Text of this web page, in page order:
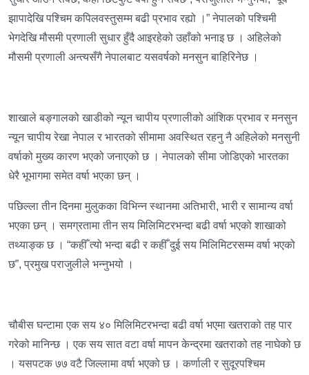
झापादेखि पश्चिम कपिलवस्तुसम्म बढी प्रभाव रह्यो ।” नेपालको पश्चिमी
भेगदेखि मौसमी प्रणाली सुधार हुँदै आइरहेको उहाँको भनाइ छ । अहिलेको
मौसमी प्रणाली अन्त्यसँगै नेपालबाट यसवर्षको मनसुन बाहिरिनेछ ।
शाखाले बङ्गालको खाडीको न्यून चापीय प्रणालीको आंशिक प्रभाव र मनसुन
न्यून चापीय रेखा नेपाल र भारतको सीमामा अवस्थित रहनु नै अहिलेको मनसुनी
वर्षाको मुख्य कारण भएको जनाएको छ । नेपालको सीमा जोडिएको भारतका
धेरै भूभागमा समेत वर्षा भएका छन् ।
पछिल्ला तीन दिनमा मुलुकका विभिन्न स्थानमा अतिभारी, भारी र सामान्य वर्षा
भएका छन् । समग्रतामा तीन सय मिलिमिटरभन्दा बढी वर्षा भएको शाखाको
तथ्याङ्क छ । “कहीँ त्यो भन्दा बढी र कहीँ दुई सय मिलिमिटरसम्म वर्षा भएको
छ”, प्रमुख पराजुलीले भन्नुभयो ।
चौबीस घन्टामा एक सय ४० मिलिमिटरभन्दा बढी वर्षा भएमा खतराको तह पार
गरेको मानिन्छ । एक सय सात वटा वर्षा मापन केन्द्रमा खतराको तह नाघेको छ
। यसपटक ७७ वटै जिल्लामा वर्षा भएको छ । कर्णाली र सुदूरपश्चिम